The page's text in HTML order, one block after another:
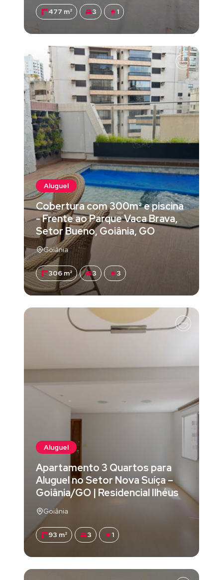
477 m² 3 1
Aluguel
Cobertura com 300m² e piscina
- Frente ao Parque Vaca Brava,
Setor Bueno, Goiânia, GO
Goiânia
306 m² 3 3
Aluguel
Apartamento 3 Quartos para
Aluguel no Setor Nova Suíça –
Goiânia/GO | Residencial Ilhéus
Goiânia
93 m² 3 1